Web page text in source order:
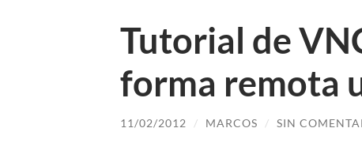
Tutorial de
forma remota
11/02/2012 / MARCOS / SIN